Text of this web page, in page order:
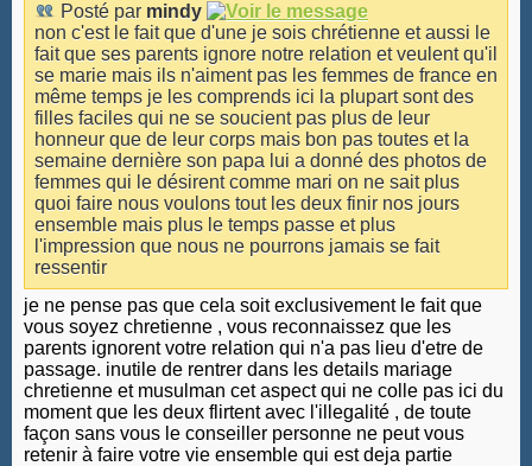
Posté par mindy
non c'est le fait que d'une je sois chrétienne et aussi le
fait que ses parents ignore notre relation et veulent qu'il
se marie mais ils n'aiment pas les femmes de france en
même temps je les comprends ici la plupart sont des
filles faciles qui ne se soucient pas plus de leur
honneur que de leur corps mais bon pas toutes et la
semaine dernière son papa lui a donné des photos de
femmes qui le désirent comme mari on ne sait plus
quoi faire nous voulons tout les deux finir nos jours
ensemble mais plus le temps passe et plus
l'impression que nous ne pourrons jamais se fait
ressentir
je ne pense pas que cela soit exclusivement le fait que
vous soyez chretienne , vous reconnaissez que les
parents ignorent votre relation qui n'a pas lieu d'etre de
passage. inutile de rentrer dans les details mariage
chretienne et musulman cet aspect qui ne colle pas ici du
moment que les deux flirtent avec l'illegalité , de toute
façon sans vous le conseiller personne ne peut vous
retenir à faire votre vie ensemble qui est deja partie